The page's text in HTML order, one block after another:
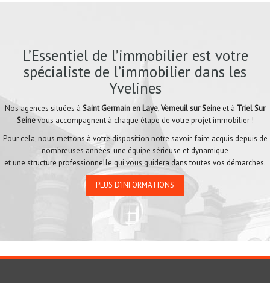
L’Essentiel de l’immobilier est votre
spécialiste de l’immobilier dans les
Yvelines
Nos agences situées à Saint Germain en Laye,Verneuil sur Seine et à Triel Sur
Seinevous accompagnent à chaque étape de votre projet immobilier !
Pour cela, nous mettons à votre disposition notre savoir-faire acquis depuis de
nombreuses années, une équipe sérieuse et dynamique
et une structure professionnelle qui vous guidera dans toutes vos démarches.
PLUS D'INFORMATIONS